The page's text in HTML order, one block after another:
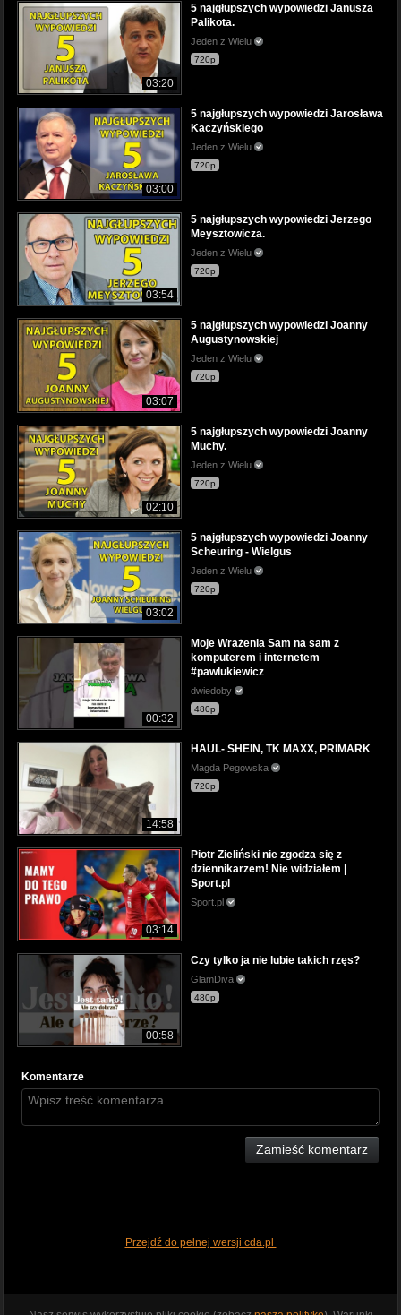
03:20
5 najgłupszych wypowiedzi Janusza
Palikota.
Jeden z Wielu
720p
03:00
5 najgłupszych wypowiedzi Jarosława
Kaczyńskiego
Jeden z Wielu
720p
03:54
5 najgłupszych wypowiedzi Jerzego
Meysztowicza.
Jeden z Wielu
720p
03:07
5 najgłupszych wypowiedzi Joanny
Augustynowskiej
Jeden z Wielu
720p
02:10
5 najgłupszych wypowiedzi Joanny
Muchy.
Jeden z Wielu
720p
03:02
5 najgłupszych wypowiedzi Joanny
Scheuring - Wielgus
Jeden z Wielu
720p
00:32
Moje Wrażenia Sam na sam z
komputerem i internetem
#pawlukiewicz
dwiedoby
480p
14:58
HAUL- SHEIN, TK MAXX, PRIMARK
Magda Pegowska
720p
03:14
Piotr Zieliński nie zgodza się z
dziennikarzem! Nie widziałem |
Sport.pl
Sport.pl
00:58
Czy tylko ja nie lubie takich rzęs?
GlamDiva
480p
Komentarze
Zamieść komentarz
Przejdź do pełnej wersji cda.pl